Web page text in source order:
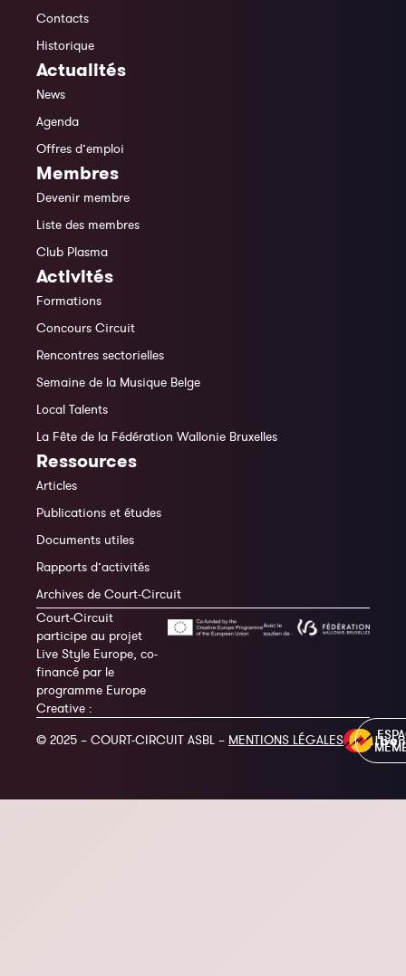
Contacts
Historique
Actualités
News
Agenda
Offres d’emploi
Membres
Devenir membre
Liste des membres
Club Plasma
Activités
Formations
Concours Circuit
Rencontres sectorielles
Semaine de la Musique Belge
Local Talents
La Fête de la Fédération Wallonie Bruxelles
Ressources
Articles
Publications et études
Documents utiles
Rapports d’activités
Archives de Court-Circuit
Court-Circuit
participe au projet
Live Style Europe, co-
financé par le
programme Europe
Creative :
© 2025 – COURT-CIRCUIT ASBL – MENTIONS LÉGALES